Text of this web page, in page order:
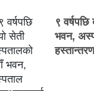
९
भवन,
हस्तान्तरण